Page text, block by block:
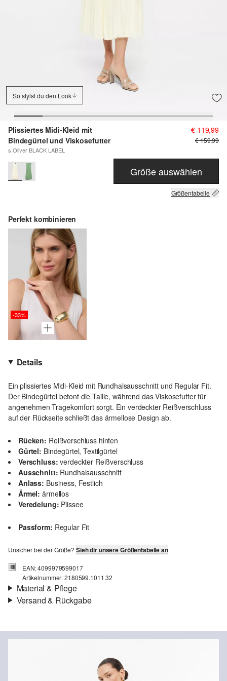
So stylst du den Look
Plissiertes Midi-Kleid mit
Bindegürtel und Viskosefutter
s.Oliver BLACK LABEL
€ 119,99
€ 159,99
Größe auswählen
Größentabelle
Perfekt kombinieren
-33%
Details
Ein plissiertes Midi-Kleid mit Rundhalsausschnitt und Regular Fit.
Der Bindegürtel betont die Taille, während das Viskosefutter für
angenehmen Tragekomfort sorgt. Ein verdeckter Reißverschluss
auf der Rückseite schließt das ärmellose Design ab.
Rücken: Reißverschluss hinten
Gürtel: Bindegürtel, Textilgürtel
Verschluss: verdeckter Reißverschluss
Ausschnitt: Rundhalsausschnitt
Anlass: Business, Festlich
Ärmel: ärmellos
Veredelung: Plissee
Passform: Regular Fit
Unsicher bei der Größe? Sieh dir unsere Größentabelle an
EAN: 4099979599017
Artikelnummer: 2180599.1011.32
Material & Pflege
Versand & Rückgabe
Deine Bestellung wird innerhalb von 3–5 Werktagen per Post AT